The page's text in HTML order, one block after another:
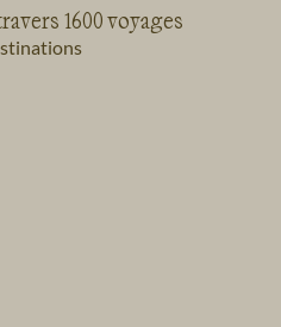
1600 voyages